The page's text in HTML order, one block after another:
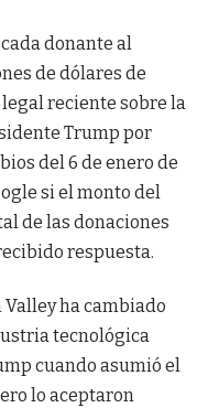
donante al
de dólares de
reciente sobre la
Trump por
del 6 de enero de
si el monto del
de las donaciones
respuesta.
ha cambiado
tecnológica
cuando asumió el
lo aceptaron